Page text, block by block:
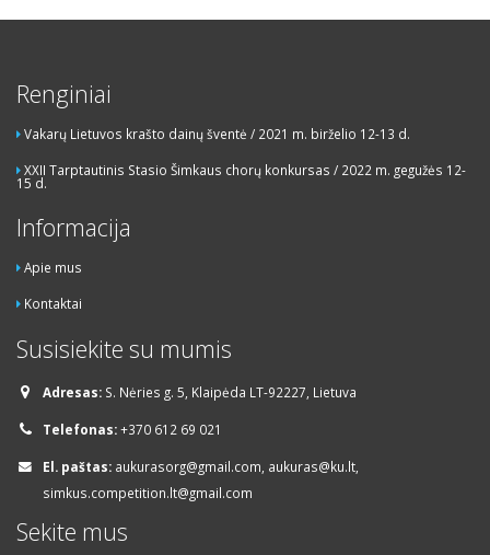
Renginiai
Vakarų Lietuvos krašto dainų šventė / 2021 m. birželio 12-13 d.
XXII Tarptautinis Stasio Šimkaus chorų konkursas / 2022 m. gegužės 12-
15 d.
Informacija
Apie mus
Kontaktai
Susisiekite su mumis
Adresas: S. Nėries g. 5, Klaipėda LT-92227, Lietuva
Telefonas:+370 612 69 021
El. paštas: aukurasorg@gmail.com, aukuras@ku.lt,
simkus.competition.lt@gmail.com
Sekite mus